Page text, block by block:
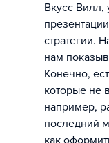
Вкусс Вилл,
стратегии.
нам
Конечно,
которые не
например,
последний